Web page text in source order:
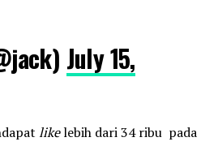
July 15,
likelebih dari 34 ribu pada